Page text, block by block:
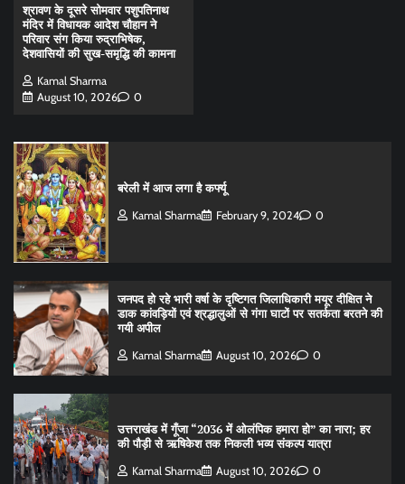
श्रावण के दूसरे सोमवार पशुपतिनाथ
मंदिर में विधायक आदेश चौहान ने
परिवार संग किया रुद्राभिषेक,
देशवासियों की सुख-समृद्धि की कामना
Kamal Sharma
August 10, 2026
0
बरेली में आज लगा है कर्फ्यू
Kamal Sharma February 9, 2024 0
जनपद हो रहे भारी वर्षा के दृष्टिगत जिलाधिकारी मयूर दीक्षित ने
डाक कांवड़ियों एवं श्रद्धालुओं से गंगा घाटों पर सतर्कता बरतने की
गयी अपील
Kamal Sharma August 10, 2026 0
उत्तराखंड में गूँजा “2036 में ओलंपिक हमारा हो” का नारा; हर
की पौड़ी से ऋषिकेश तक निकली भव्य संकल्प यात्रा
Kamal Sharma August 10, 2026 0